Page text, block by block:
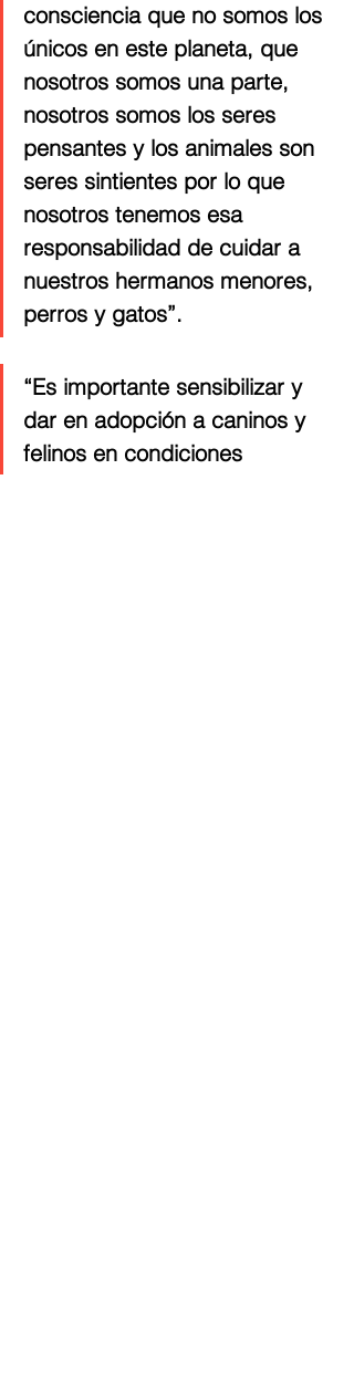
consciencia que no somos los
únicos en este planeta, que
nosotros somos una parte,
nosotros somos los seres
pensantes y los animales son
seres sintientes por lo que
nosotros tenemos esa
responsabilidad de cuidar a
nuestros hermanos menores,
perros y gatos”.
“Es importante sensibilizar y
dar en adopción a caninos y
felinos en condiciones